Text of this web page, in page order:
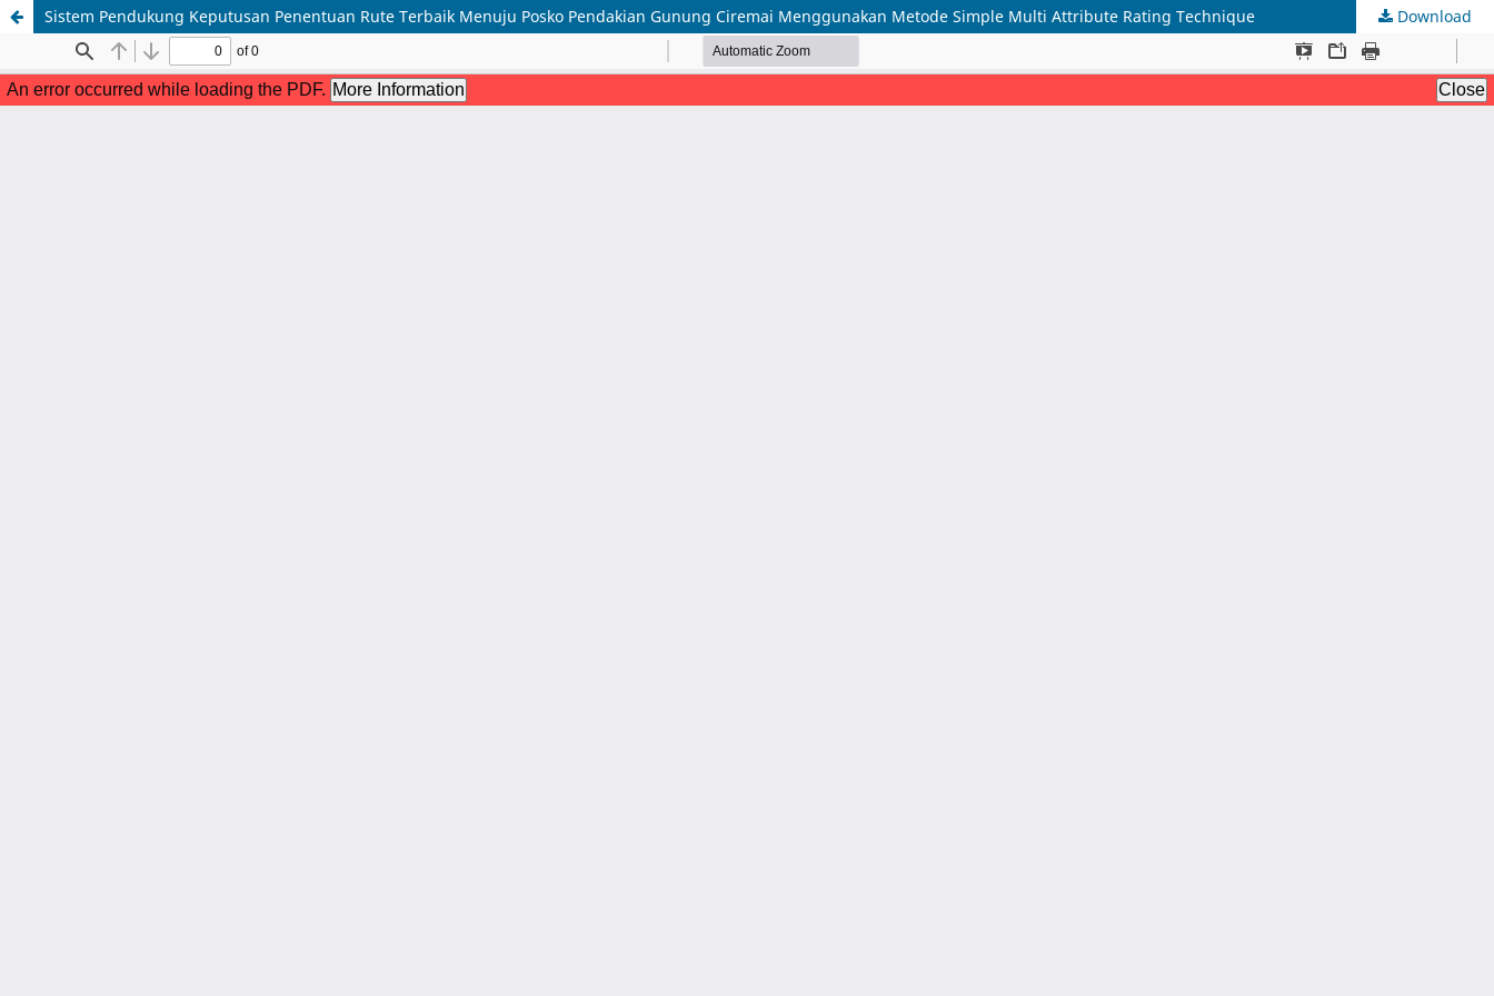
Sistem Pendukung Keputusan Penentuan Rute Terbaik Menuju Posko Pendakian Gunung Ciremai Menggunakan Metode Simple Multi Attribute Rating Technique Download